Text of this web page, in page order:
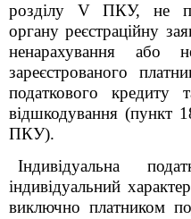
розділу V ПКУ, не
органу реєстраційну
ненарахування або
зареєстрованого
податкового кредиту
відшкодування (пункт
ПКУ).
Індивідуальна
індивідуальний
виключно платником